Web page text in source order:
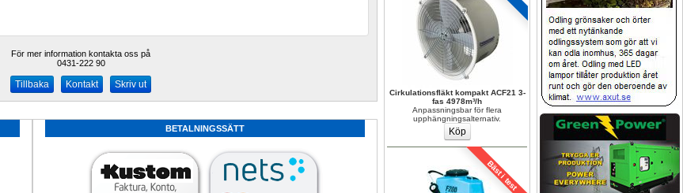
Cirkulationsfläkt kompakt ACF21 3-
fas 4978m³/h
Anpassningsbar för flera
upphängningsalternativ.
Bäst i test
För mer information kontakta oss på
0431-222 90
Kontakt Skriv ut
BETALNINGSSÄTT